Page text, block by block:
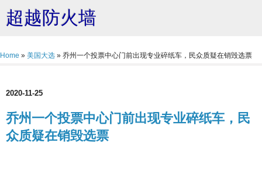
超越防火墙
Home » 美国大选 » 乔州一个投票中心门前出现专业碎纸车，民众质疑在销毁选票
2020-11-25
乔州一个投票中心门前出现专业碎纸车，民
众质疑在销毁选票